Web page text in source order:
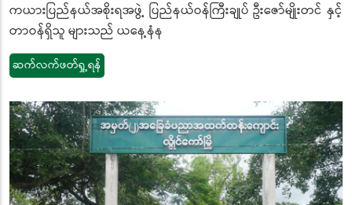
ကယားပြည်နယ်အစိုးရအဖွဲ့ ပြည်နယ်ဝန်ကြီးချုပ် ဦးဇော်မျိုးတင် နှင့်
တာဝန်ရှိသူ များသည် ယနေ့နံန
ဆက်လက်ဖတ်ရှု့ရန်